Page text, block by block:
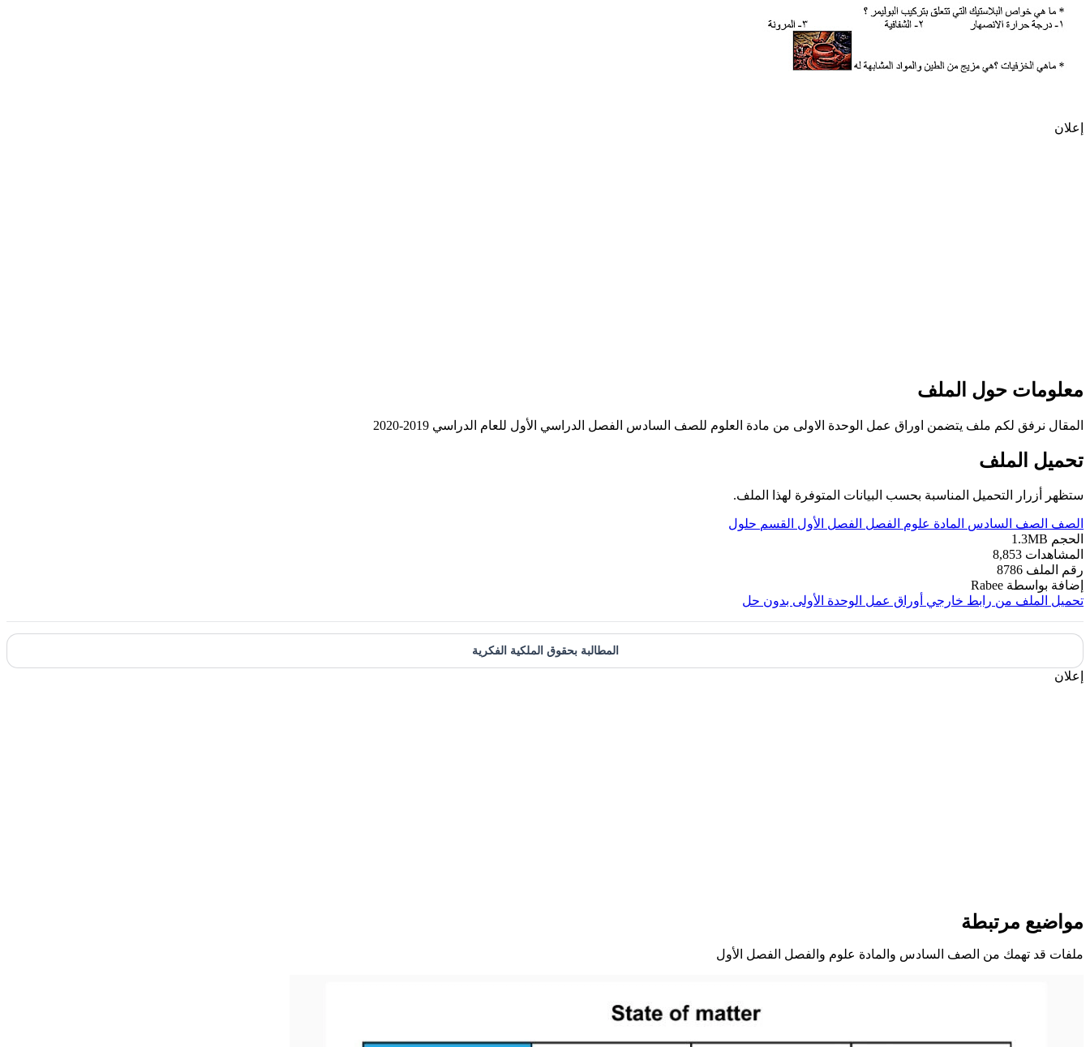
إعلان
معلومات حول الملف
المقال نرفق لكم ملف يتضمن اوراق عمل الوحدة الاولى من مادة العلوم للصف السادس الفصل الدراسي الأول للعام الدراسي 2019-2020
تحميل الملف
ستظهر أزرار التحميل المناسبة بحسب البيانات المتوفرة لهذا الملف.
الصف الصف السادس المادة علوم الفصل الفصل الأول القسم حلول
الحجم 1.3MB
المشاهدات 8,853
رقم الملف 8786
إضافة بواسطة Rabee
تحميل الملف من رابط خارجي أوراق عمل الوحدة الأولى بدون حل
المطالبة بحقوق الملكية الفكرية
إعلان
مواضيع مرتبطة
ملفات قد تهمك من الصف السادس والمادة علوم والفصل الفصل الأول